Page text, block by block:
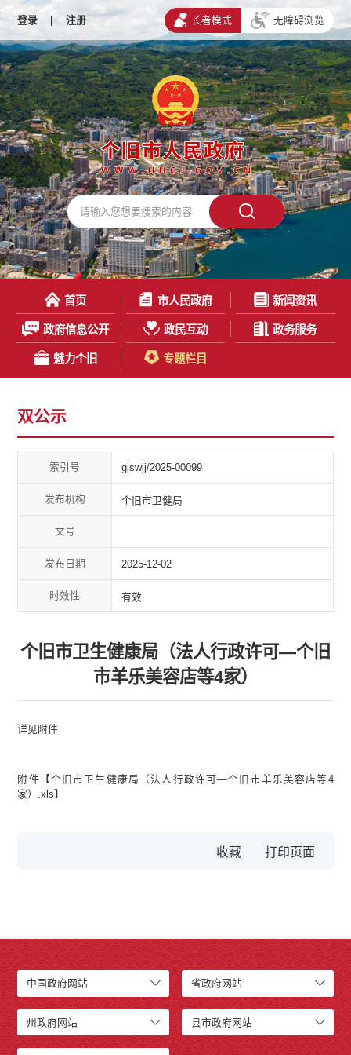
登录 | 注册 长者模式 无障碍浏览
首页 市人民政府 新闻资讯
政府信息公开 政民互动 政务服务
魅力个旧 专题栏目
双公示
索引号 gjswjj/2025-00099
发布机构 个旧市卫健局
文号
发布日期 2025-12-02
时效性 有效
个旧市卫生健康局（法人行政许可—个旧
市羊乐美容店等4家）
详见附件
附件【个旧市卫生健康局（法人行政许可—个旧市羊乐美容店等4
家）.xls】
收藏
中国政府网站 省政府网站
州政府网站 县市政府网站